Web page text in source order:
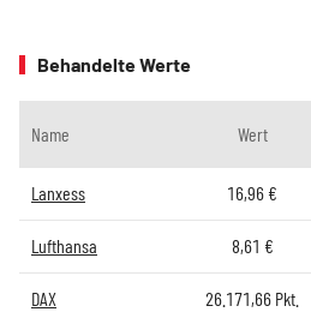
Behandelte Werte
Name Wert
Lanxess 16,96 €
Lufthansa 8,61 €
DAX 26.171,66 Pkt.